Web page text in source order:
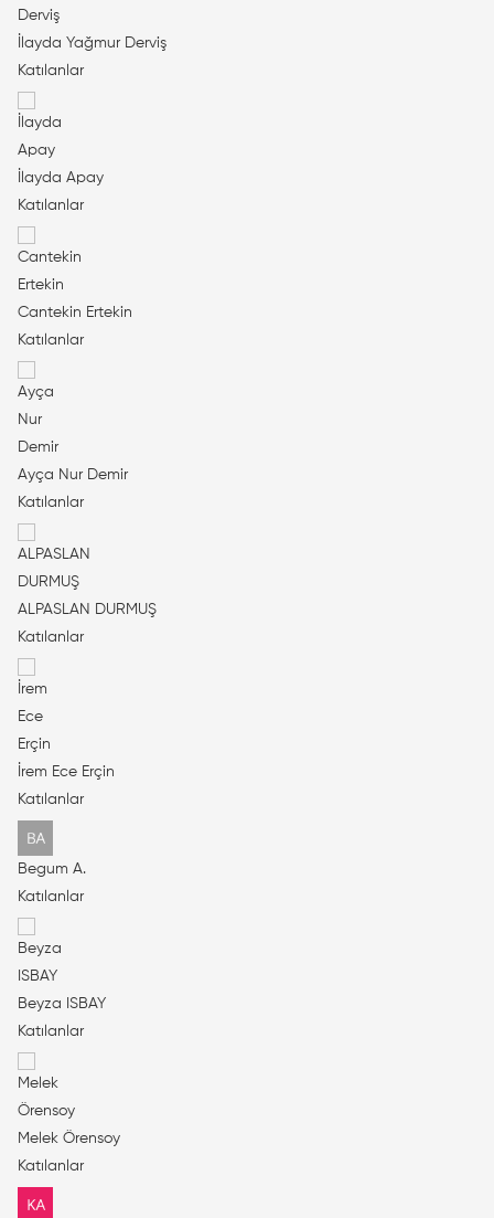
İlayda Yağmur Derviş
Katılanlar
İlayda Apay
Katılanlar
Cantekin Ertekin
Katılanlar
Ayça Nur Demir
Katılanlar
ALPASLAN DURMUŞ
Katılanlar
İrem Ece Erçin
Katılanlar
Begum A.
Katılanlar
Beyza ISBAY
Katılanlar
Melek Örensoy
Katılanlar